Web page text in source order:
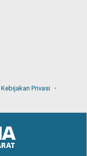
Kebijakan Privasi